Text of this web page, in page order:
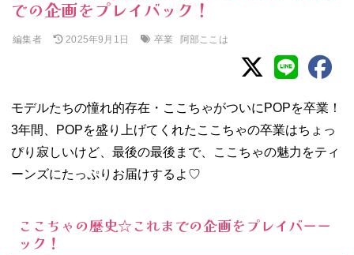
での企画をプレイバック！
編集者 2025年9月1日 卒業 阿部ここは
モデルたちの憧れ的存在・ここちゃがついにPOPを卒業！
3年間、POPを盛り上げてくれたここちゃの卒業はちょっ
ぴり寂しいけど、最後の最後まで、ここちゃの魅力をティ
ーンズにたっぷりお届けするよ♡
ここちゃの歴史☆これまでの企画をプレイバーー
ック！